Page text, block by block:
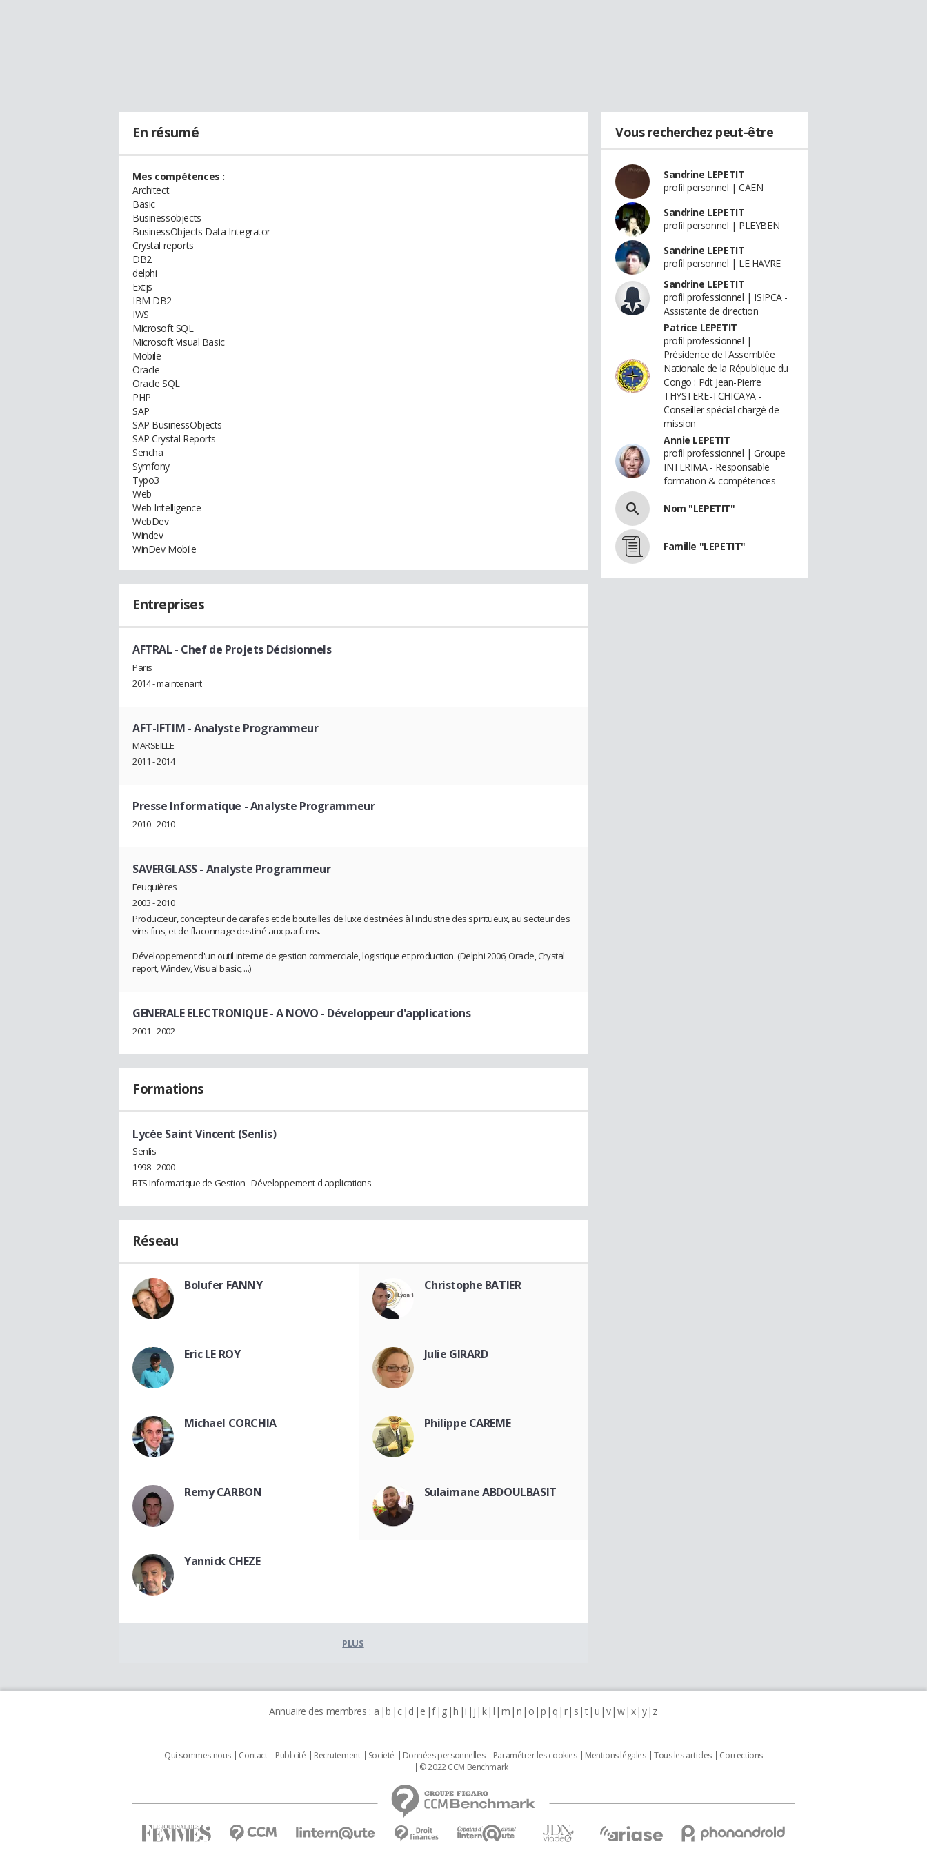
En résumé
Mes compétences :
Architect
Basic
Businessobjects
BusinessObjects Data Integrator
Crystal reports
DB2
delphi
Extjs
IBM DB2
IWS
Microsoft SQL
Microsoft Visual Basic
Mobile
Oracle
Oracle SQL
PHP
SAP
SAP BusinessObjects
SAP Crystal Reports
Sencha
Symfony
Typo3
Web
Web Intelligence
WebDev
Windev
WinDev Mobile
Entreprises
AFTRAL - Chef de Projets Décisionnels
Paris
2014 - maintenant
AFT-IFTIM - Analyste Programmeur
MARSEILLE
2011 - 2014
Presse Informatique - Analyste Programmeur
2010 - 2010
SAVERGLASS- Analyste Programmeur
Feuquières
2003 - 2010
Producteur, concepteur de carafes et de bouteilles de luxe destinées à l'industrie des spiritueux, au secteur des
vins fins, et de flaconnage destiné aux parfums.
Développement d'un outil interne de gestion commerciale, logistique et production. (Delphi 2006, Oracle, Crystal
report, Windev, Visual basic, ...)
GENERALE ELECTRONIQUE - A NOVO - Développeur d'applications
2001 - 2002
Formations
Lycée Saint Vincent (Senlis)
Senlis
1998 - 2000
BTS Informatique de Gestion - Développement d'applications
Réseau
Bolufer FANNY Christophe BATIER
Eric LE ROY Julie GIRARD
Michael CORCHIA Philippe CAREME
Remy CARBON Sulaimane ABDOULBASIT
Yannick CHEZE
PLUS
Vous recherchez peut-être
Sandrine LEPETIT
profil personnel | CAEN
Sandrine LEPETIT
profil personnel | PLEYBEN
Sandrine LEPETIT
profil personnel | LE HAVRE
Sandrine LEPETIT
profil professionnel | ISIPCA -
Assistante de direction
Patrice LEPETIT
profil professionnel |
Présidence de l'Assemblée
Nationale de la République du
Congo : Pdt Jean-Pierre
THYSTERE-TCHICAYA -
Conseiller spécial chargé de
mission
Annie LEPETIT
profil professionnel | Groupe
INTERIMA - Responsable
formation & compétences
Nom "LEPETIT"
Famille "LEPETIT"
Annuaire des membres : a b c d e f g h i j k l m n o p q r s t u v w x y z
Qui sommes nous Contact Publicité Recrutement Societé Données personnelles Paramétrer les cookies Mentions légales Tous les articles
Corrections
© 2022 CCM Benchmark